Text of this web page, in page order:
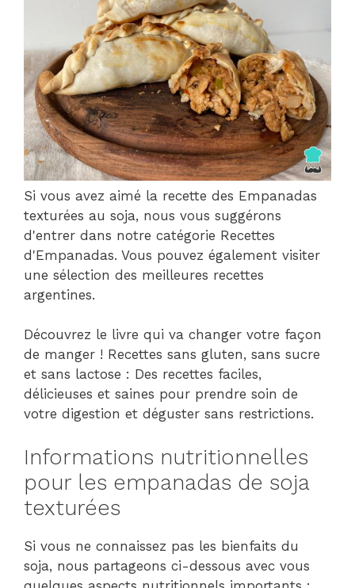
Si vous avez aimé la recette des Empanadas
texturées au soja, nous vous suggérons
d'entrer dans notre catégorie Recettes
d'Empanadas. Vous pouvez également visiter
une sélection des meilleures recettes
argentines.
Découvrez le livre qui va changer votre façon
de manger ! Recettes sans gluten, sans sucre
et sans lactose : Des recettes faciles,
délicieuses et saines pour prendre soin de
votre digestion et déguster sans restrictions.
Informations nutritionnelles
pour les empanadas de soja
texturées
Si vous ne connaissez pas les bienfaits du
soja, nous partageons ci-dessous avec vous